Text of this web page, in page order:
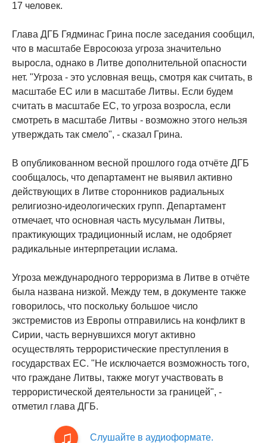
17 человек.
Глава ДГБ Гядминас Грина после заседания сообщил,
что в масштабе Евросоюза угроза значительно
выросла, однако в Литве дополнительной опасности
нет. "Угроза - это условная вещь, смотря как считать, в
масштабе ЕС или в масштабе Литвы. Если будем
считать в масштабе ЕС, то угроза возросла, если
смотреть в масштабе Литвы - возможно этого нельзя
утверждать так смело", - сказал Грина.
В опубликованном весной прошлого года отчёте ДГБ
сообщалось, что департамент не выявил активно
действующих в Литве сторонников радиальных
религиозно-идеологических групп. Департамент
отмечает, что основная часть мусульман Литвы,
практикующих традиционный ислам, не одобряет
радикальные интерпретации ислама.
Угроза международного терроризма в Литве в отчёте
была названа низкой. Между тем, в документе также
говорилось, что поскольку большое число
экстремистов из Европы отправились на конфликт в
Сирии, часть вернувшихся могут активно
осуществлять террористические преступления в
государствах ЕС. "Не исключается возможность того,
что граждане Литвы, также могут участвовать в
террористической деятельности за границей", -
отметил глава ДГБ.
Слушайте в аудиоформате.